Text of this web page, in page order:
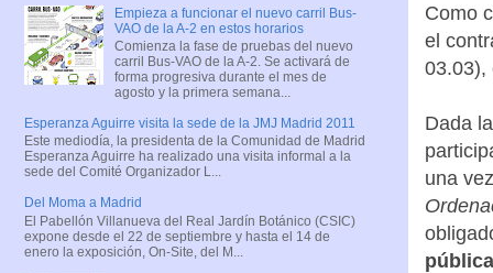
Como
el
Dada
una
Empieza a funcionar el nuevo carril Bus-
VAO de la A-2 en estos horarios
Comienza la fase de pruebas del nuevo
carril Bus-VAO de la A-2. Se activará de
forma progresiva durante el mes de
agosto y la primera semana...
Esperanza Aguirre visita la sede de la JMJ Madrid 2011
Este mediodía, la presidenta de la Comunidad de Madrid
Esperanza Aguirre ha realizado una visita informal a la
sede del Comité Organizador L...
Del Moma a Madrid
El Pabellón Villanueva del Real Jardín Botánico (CSIC)
expone desde el 22 de septiembre y hasta el 14 de
enero la exposición, On-Site, del M...